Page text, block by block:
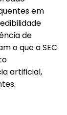
em
de
o que a SEC
artificial,